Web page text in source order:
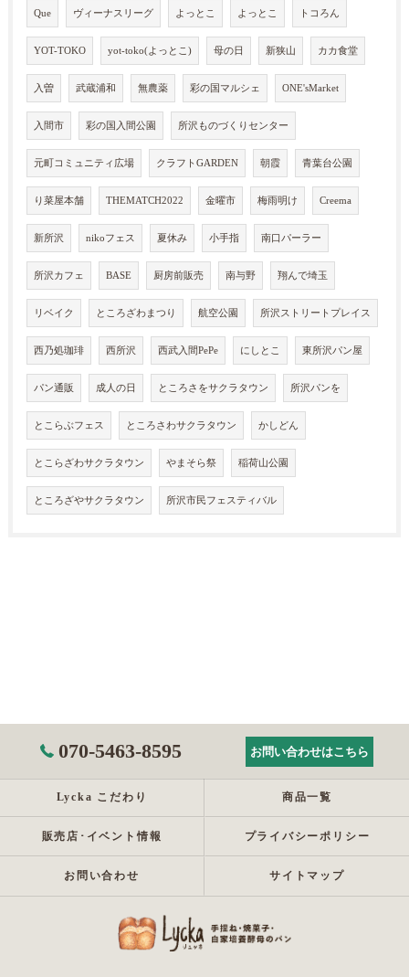
Que ヴィーナスリーグ よっとこ よっとこ トコろん
YOT-TOKO yot-toko(よっとこ) 母の日 新狭山 カカ食堂
入曽 武蔵浦和 無農薬 彩の国マルシェ ONE'sMarket
入間市 彩の国入間公園 所沢ものづくりセンター
元町コミュニティ広場 クラフトGARDEN 朝霞 青葉台公園
り菜屋本舗 THEMATCH2022 金曜市 梅雨明け Creema
新所沢 nikoフェス 夏休み 小手指 南口パーラー
所沢カフェ BASE 厨房前販売 南与野 翔んで埼玉
リベイク ところざわまつり 航空公園 所沢ストリートプレイス
西乃処珈琲 西所沢 西武入間PePe にしとこ 東所沢パン屋
パン通販 成人の日 ところさをサクラタウン 所沢パンを
とこらぶフェス ところさわサクラタウン かしどん
とこらざわサクラタウン やまそら祭 稲荷山公園
ところざやサクラタウン 所沢市民フェスティバル
070-5463-8595 お問い合わせはこちら
Lycka こだわり 商品一覧
販売店･イベント情報 プライバシーポリシー
お問い合わせ サイトマップ